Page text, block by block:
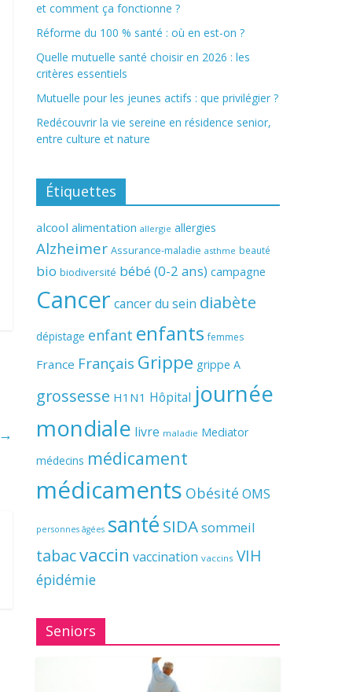
→
et comment ça fonctionne ?
Réforme du 100 % santé : où en est-on ?
Quelle mutuelle santé choisir en 2026 : les
critères essentiels
Mutuelle pour les jeunes actifs : que privilégier ?
Redécouvrir la vie sereine en résidence senior,
entre culture et nature
Étiquettes
alcool alimentation allergie allergies
Alzheimer Assurance-maladie asthme beauté
bio biodiversité bébé (0-2 ans) campagne
Cancer cancer du sein diabète
dépistage enfant enfants femmes
France Français Grippe grippe A
grossesse H1N1 Hôpital journée
mondiale livre maladie Mediator
médecins médicament
médicaments Obésité OMS
personnes âgées santé SIDAsommeil
tabacvaccin vaccination vaccins VIH
épidémie
Seniors